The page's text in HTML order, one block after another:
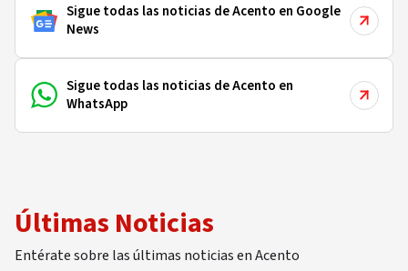
Sigue todas las noticias de Acento en Google
News
Sigue todas las noticias de Acento en
WhatsApp